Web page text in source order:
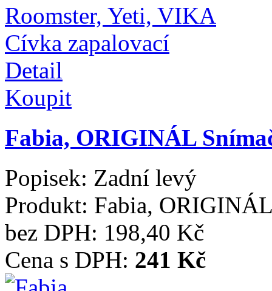
Detail
Koupit
Fabia, ORIGINÁL
Popisek: Zadní levý
Produkt: Fabia,
bez DPH: 198,40 Kč
Cena s DPH: 241 Kč